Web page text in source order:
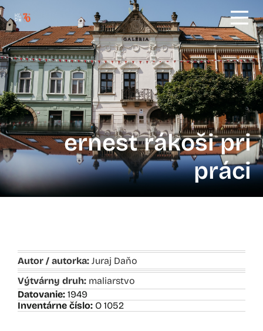
ernest rákoši pri
práci
Autor / autorka: Juraj Daňo
Výtvárny druh: maliarstvo
Datovanie: 1949
Inventárne číslo: O 1052